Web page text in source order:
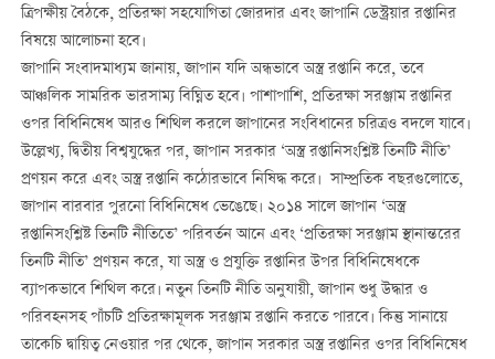
ত্রিপক্ষীয় বৈঠকে, প্রতিরক্ষা সহযোগিতা জোরদার এবং জাপানি ডেস্ট্রয়ার রপ্তানির
বিষয়ে আলোচনা হবে।
জাপানি সংবাদমাধ্যম জানায়, জাপান যদি অন্ধভাবে অস্ত্র রপ্তানি করে, তবে
আঞ্চলিক সামরিক ভারসাম্য বিঘ্নিত হবে। পাশাপাশি, প্রতিরক্ষা সরঞ্জাম রপ্তানির
ওপর বিধিনিষেধ আরও শিথিল করলে জাপানের সংবিধানের চরিত্রও বদলে যাবে।
উল্লেখ্য, দ্বিতীয় বিশ্বযুদ্ধের পর, জাপান সরকার ‘অস্ত্র রপ্তানিসংশ্লিষ্ট তিনটি নীতি’
প্রণয়ন করে এবং অস্ত্র রপ্তানি কঠোরভাবে নিষিদ্ধ করে। সাম্প্রতিক বছরগুলোতে,
জাপান বারবার পুরনো বিধিনিষেধ ভেঙেছে। ২০১৪ সালে জাপান ‘অস্ত্র
রপ্তানিসংশ্লিষ্ট তিনটি নীতিতে’ পরিবর্তন আনে এবং ‘প্রতিরক্ষা সরঞ্জাম স্থানান্তরের
তিনটি নীতি’ প্রণয়ন করে, যা অস্ত্র ও প্রযুক্তি রপ্তানির উপর বিধিনিষেধকে
ব্যাপকভাবে শিথিল করে। নতুন তিনটি নীতি অনুযায়ী, জাপান শুধু উদ্ধার ও
পরিবহনসহ পাঁচটি প্রতিরক্ষামূলক সরঞ্জাম রপ্তানি করতে পারবে। কিন্তু সানায়ে
তাকেচি দ্বায়িত্ব নেওয়ার পর থেকে, জাপান সরকার অস্ত্র রপ্তানির ওপর বিধিনিষেধ